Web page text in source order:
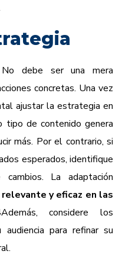
No debe ser una mera
concretas. Una vez
ajustar la estrategia en
tipo de contenido genera
más. Por el contrario, si
esperados, identifique
La adaptación
y eficaz en las
Además, considere los
para refinar su